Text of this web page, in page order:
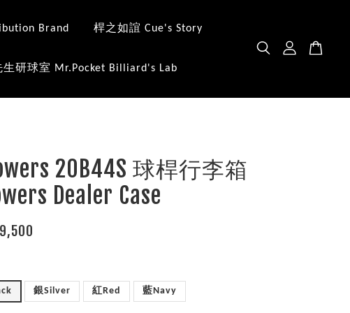
Brand 桿之如誼 Cue's Story
生研球室 Mr.Pocket Billiard's Lab
20B44S 球桿行李箱
Dealer Case
銀Silver 紅Red 藍Navy